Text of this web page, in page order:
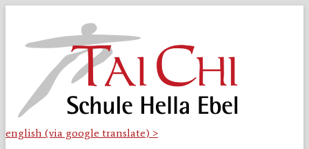
springen
english (via google translate) >